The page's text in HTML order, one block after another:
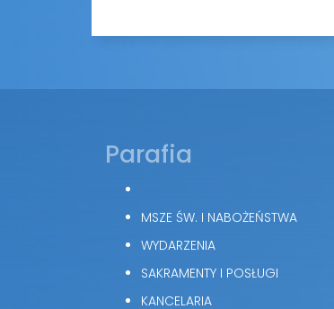
Parafia
MSZE ŚW. I NABOŻEŃSTWA
WYDARZENIA
SAKRAMENTY I POSŁUGI
KANCELARIA